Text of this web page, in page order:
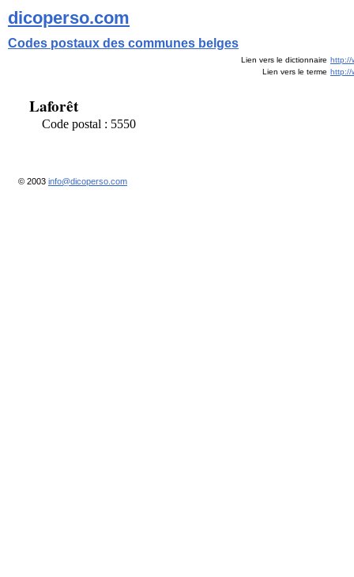
dicoperso.com
Codes postaux des communes belges
Lien vers le dictionnaire http://
Lien vers le terme http://
Laforêt
Code postal : 5550
© 2003 info@dicoperso.com